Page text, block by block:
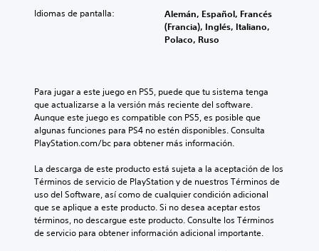
Idiomas de pantalla:
Alemán, Español, Francés
(Francia), Inglés, Italiano,
Polaco, Ruso
Para jugar a este juego en PS5, puede que tu sistema tenga
que actualizarse a la versión más reciente del software.
Aunque este juego es compatible con PS5, es posible que
algunas funciones para PS4 no estén disponibles. Consulta
PlayStation.com/bc para obtener más información.
La descarga de este producto está sujeta a la aceptación de los
Términos de servicio de PlayStation y de nuestros Términos de
uso del Software, así como de cualquier condición adicional
que se aplique a este producto. Si no desea aceptar estos
términos, no descargue este producto. Consulte los Términos
de servicio para obtener información adicional importante.